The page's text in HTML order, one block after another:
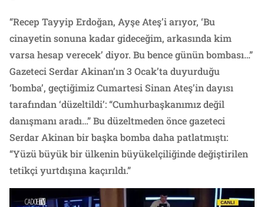
“Recep Tayyip Erdoğan, Ayşe Ateş’i arıyor, ‘Bu
cinayetin sonuna kadar gideceğim, arkasında kim
varsa hesap verecek’ diyor. Bu bence günün bombası…”
Gazeteci Serdar Akinan’ın 3 Ocak’ta duyurduğu
‘bomba’, geçtiğimiz Cumartesi Sinan Ateş’in dayısı
tarafından ‘düzeltildi’: “Cumhurbaşkanımız değil
danışmanı aradı…” Bu düzeltmeden önce gazeteci
Serdar Akinan bir başka bomba daha patlatmıştı:
“Yüzü büyük bir ülkenin büyükelçiliğinde değiştirilen
tetikçi yurtdışına kaçırıldı.”